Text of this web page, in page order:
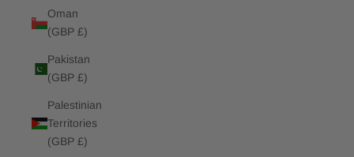
Oman
(GBP £)
Pakistan
(GBP £)
Palestinian
Territories
(GBP £)